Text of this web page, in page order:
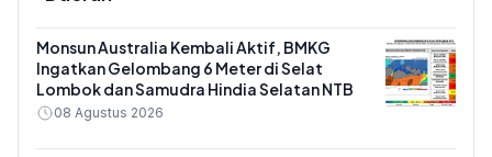
Monsun Australia Kembali Aktif, BMKG
Ingatkan Gelombang 6 Meter di Selat
Lombok dan Samudra Hindia Selatan NTB
08 Agustus 2026